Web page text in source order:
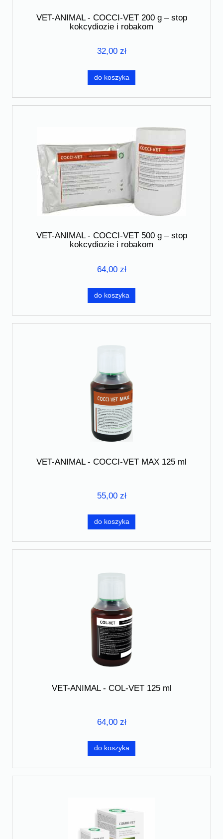
VET-ANIMAL - COCCI-VET 200 g – stop
kokcydiozie i robakom
32,00 zł
do koszyka
VET-ANIMAL - COCCI-VET 500 g – stop
kokcydiozie i robakom
64,00 zł
do koszyka
VET-ANIMAL - COCCI-VET MAX 125 ml
55,00 zł
do koszyka
VET-ANIMAL - COL-VET 125 ml
64,00 zł
do koszyka